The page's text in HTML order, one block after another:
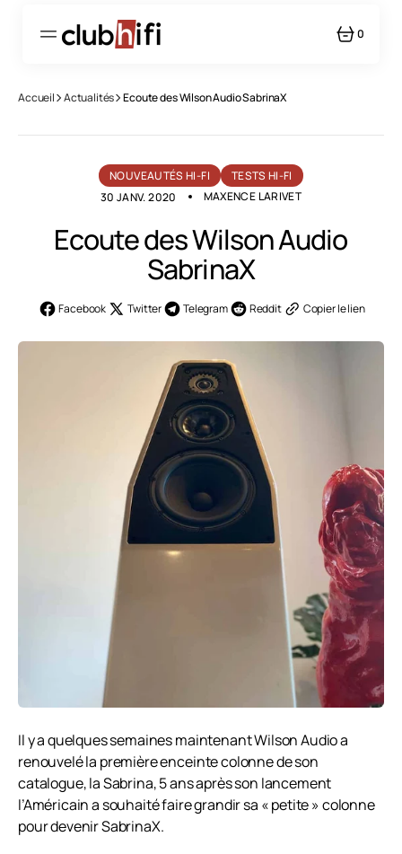
0
0
Accueil Actualités Ecoute des Wilson Audio SabrinaX
NOUVEAUTÉS HI-FI
TESTS HI-FI
30 JANV. 2020
MAXENCE LARIVET
Ecoute des Wilson Audio
SabrinaX
Facebook Twitter Telegram Reddit Copier le lien
Il y a quelques semaines maintenant Wilson Audio a
renouvelé la première enceinte colonne de son
catalogue, la Sabrina, 5 ans après son lancement
l’Américain a souhaité faire grandir sa « petite » colonne
pour devenir SabrinaX.